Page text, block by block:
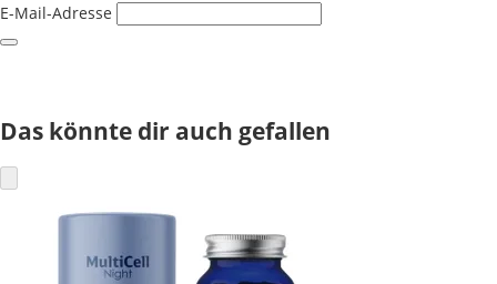
E-Mail-Adresse
Das könnte dir auch gefallen